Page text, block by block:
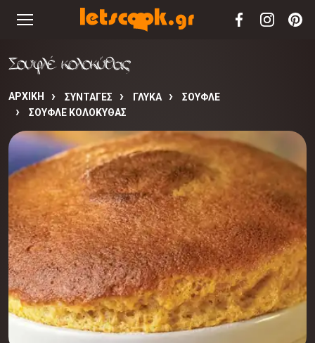
Σουφλέ κολοκύθας
ΑΡΧΙΚΉ ΣΥΝΤΑΓΈΣ ΓΛΥΚΑ
ΣΟΥΦΛΕ
ΣΟΥΦΛΈ ΚΟΛΟΚΎΘΑΣ